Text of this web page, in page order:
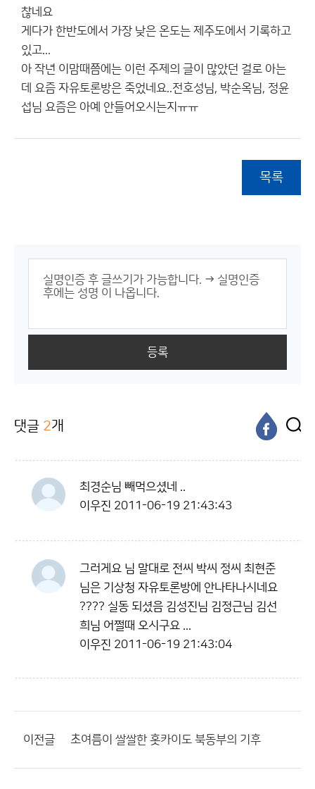
찮네요
게다가 한반도에서 가장 낮은 온도는 제주도에서 기록하고
있고...
아 작년 이맘때쯤에는 이런 주제의 글이 많았던 걸로 아는
데 요즘 자유토론방은 죽었네요..전호성님, 박순옥님, 정윤
섭님 요즘은 아예 안들어오시는지ㅠㅠ
목록
등록
댓글 2개
최경순님 빼먹으셨네 ..
이우진 2011-06-19 21:43:43
그러게요 님 말대로 전씨 박씨 정씨 최현준
님은 기상청 자유토론방에 안나타나시네요
???? 실동 되셨음 김성진님 김정근님 김선
희님 어쩔때 오시구요 ...
이우진 2011-06-19 21:43:04
이전글 초여름이 쌀쌀한 홋카이도 북동부의 기후